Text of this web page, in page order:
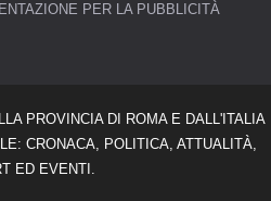
PER LA PUBBLICITÀ
PROVINCIA DI ROMA E DALL'ITALIA
CRONACA, POLITICA, ATTUALITÀ,
ED EVENTI.